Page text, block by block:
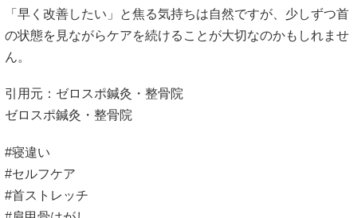
「早く改善したい」と焦る気持ちは自然ですが、少しずつ首
の状態を見ながらケアを続けることが大切なのかもしれませ
ん。
引用元：ゼロスポ鍼灸・整骨院
ゼロスポ鍼灸・整骨院
#寝違い
#セルフケア
#首ストレッチ